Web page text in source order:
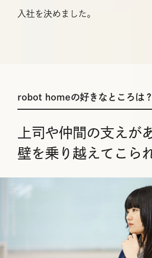
入社を決めました。
robot homeの好きなところは？
上司や仲間の支えが
壁を乗り越えてこら